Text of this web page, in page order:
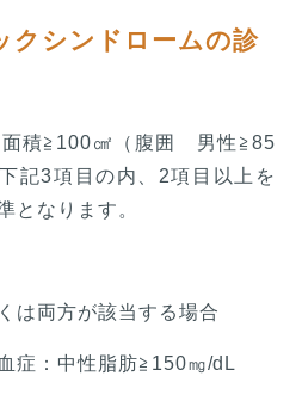
シンドロームの診
面積≧100㎠（腹囲 男性≧85
記3項目の内、2項目以上を
となります。
は両方が該当する場合
症：中性脂肪≧150㎎/dL